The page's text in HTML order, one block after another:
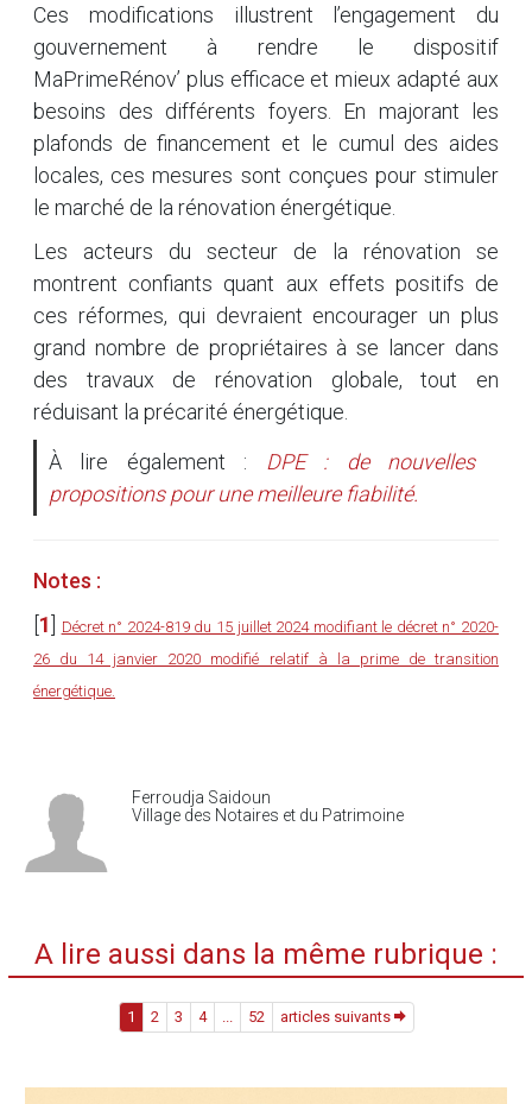
Ces modifications illustrent l’engagement du
gouvernement à rendre le dispositif
MaPrimeRénov’ plus efficace et mieux adapté aux
besoins des différents foyers. En majorant les
plafonds de financement et le cumul des aides
locales, ces mesures sont conçues pour stimuler
le marché de la rénovation énergétique.
Les acteurs du secteur de la rénovation se
montrent confiants quant aux effets positifs de
ces réformes, qui devraient encourager un plus
grand nombre de propriétaires à se lancer dans
des travaux de rénovation globale, tout en
réduisant la précarité énergétique.
À lire également :
DPE : de nouvelles
propositions pour une meilleure fiabilité.
Notes :
1
Décret n° 2024-819 du 15 juillet 2024 modifiant le décret n° 2020-
26 du 14 janvier 2020 modifié relatif à la prime de transition
énergétique.
Ferroudja Saidoun
Village des Notaires et du Patrimoine
A lire aussi dans la même rubrique :
1 2 3 4 ... 52 articles suivants